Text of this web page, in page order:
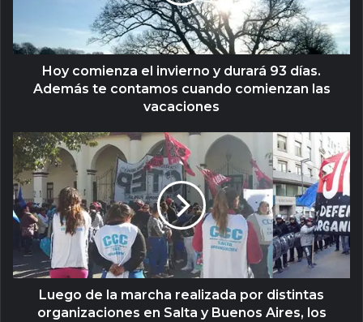
Hoy comienza el invierno y durará 93 días.
Además te contamos cuando comienzan las
vacaciones
Luego de la marcha realizada por distintas
organizaciones en Salta y Buenos Aires, los